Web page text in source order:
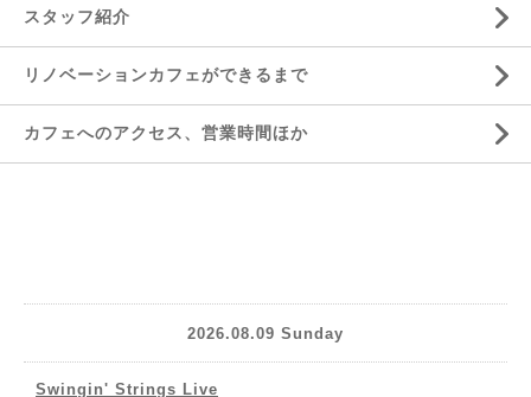
スタッフ紹介
リノベーションカフェができるまで
カフェへのアクセス、営業時間ほか
2026.08.09 Sunday
Swingin' Strings Live